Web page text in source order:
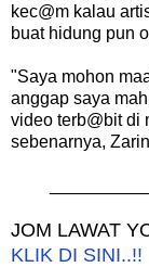
kec@m kalau
buat hidung pun
"Saya mohon
anggap saya
video terb@bit di
sebenarnya,
JOM LAWAT
KLIK DI SINI..!!